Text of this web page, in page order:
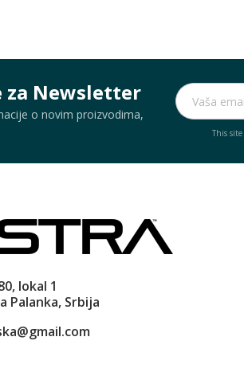
za Newsletter
o novim proizvodima,
This
lokal 1
Palanka, Srbija